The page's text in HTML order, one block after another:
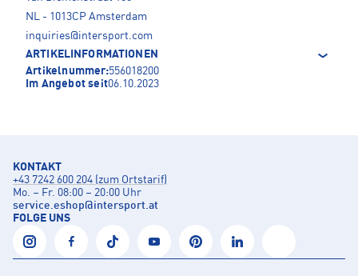
NL - 1013CP Amsterdam
inquiries@intersport.com
ARTIKELINFORMATIONEN
Artikelnummer:556018200
Im Angebot seit06.10.2023
KONTAKT
+43 7242 600 204 (zum Ortstarif)
Mo. – Fr. 08:00 – 20:00 Uhr
service.eshop@intersport.at
FOLGE UNS